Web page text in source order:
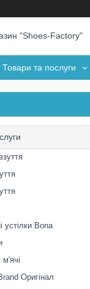
"Shoes-Factory"
Товари та послуги
устілки Bona
м'ячі
Оригінал